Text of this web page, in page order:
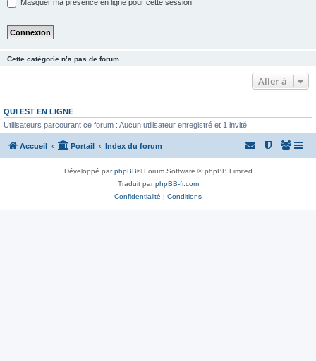
Masquer ma présence en ligne pour cette session
Cette catégorie n’a pas de forum.
Aller à
QUI EST EN LIGNE
Utilisateurs parcourant ce forum : Aucun utilisateur enregistré et 1 invité
Accueil Portail Index du forum
Développé parphpBB® Forum Software © phpBB Limited
Traduit parphpBB-fr.com
Confidentialité | Conditions